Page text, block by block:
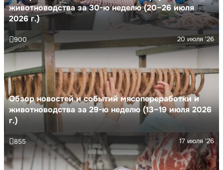
животноводства за 30-ю неделю (20–26 июля
2026 г.)
Обзор новостей и событий мясопереработки и
животноводства за 29-ю неделю (13–19 июля 2026
г.)
20 июля '26
900
17 июля '26
855